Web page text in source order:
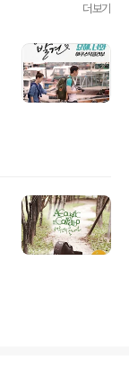
더보기